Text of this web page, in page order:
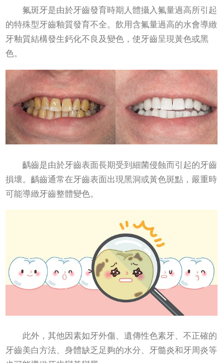
‌氟斑牙‌是由於牙齒發育時期人體攝入氟量過高所引起
的特殊型牙齒釉質發育不全。飲用含氟量過高的水會導緻
牙釉質結構發生鈣化不良及變色，使牙齒呈現黃色或黑
色‌。
‌齲齒‌是由於牙齒表面長期受到細菌侵蝕而引起的牙齒
損壞。齲齒通常在牙齒表面出現黑洞或黃色斑點，嚴重時
可能導緻牙齒整體變色‌。
此外，‌其他因素‌如牙外傷、遺傳性色素牙、不正確的
牙齒美白方法、身體缺乏足夠的水分、牙髓炎和牙周炎等